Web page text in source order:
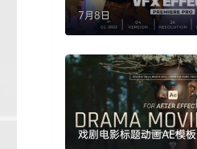
7月8日
戏剧电影标题动画AE模板